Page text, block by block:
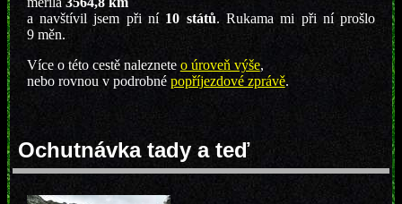
a navštívil jsem při ní 10 států. Rukama mi při ní prošlo
9 měn.
Více o této cestě naleznete o úroveň výše,
nebo rovnou v podrobné popříjezdové zprávě.
Ochutnávka tady a teď